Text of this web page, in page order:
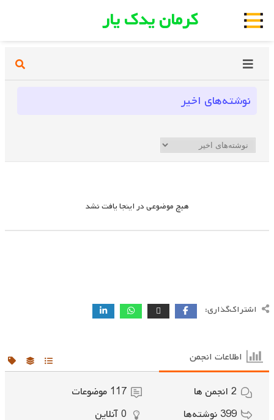
کرمان یدک یار
نوشته‌های اخیر
هیچ موضوعی در اینجا یافت نشد
اشتراک‌گذاری:
اطلاعات انجمن
2 انجمن ها 117 موضوعات
399 نوشته‌ها 0 آنلاین